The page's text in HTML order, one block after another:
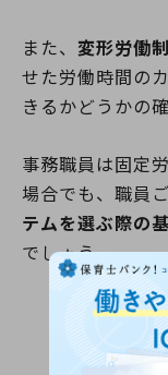
また、 変形労働制
せた労働時間の
きるかどうかの
事務職員は固定
場合でも、職員
テムを選ぶ際の
でしょう。
保